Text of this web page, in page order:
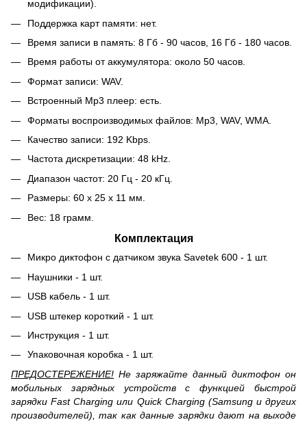
модификации).
Поддержка карт памяти: нет.
Время записи в память: 8 Гб - 90 часов, 16 Гб - 180 часов.
Время работы от аккумулятора: около 50 часов.
Формат записи: WAV.
Встроенный Mp3 плеер: есть.
Форматы воспроизводимых файлов: Mp3, WAV, WMA.
Качество записи: 192 Kbps.
Частота дискретизации: 48 kHz.
Диапазон частот: 20 Гц - 20 кГц.
Размеры: 60 x 25 x 11 мм.
Вес: 18 грамм.
Комплектация
Микро диктофон с датчиком звука Savetek 600 - 1 шт.
Наушники - 1 шт.
USB кабель - 1 шт.
USB штекер короткий - 1 шт.
Инструкция - 1 шт.
Упаковочная коробка - 1 шт.
ПРЕДОСТЕРЕЖЕНИЕ! Не заряжайте данный диктофон он
мобильных зарядных устройств с функцией быстрой
зарядки Fast Charging или Quick Charging (Samsung и других
производителей), так как данные зарядки дают на выходе